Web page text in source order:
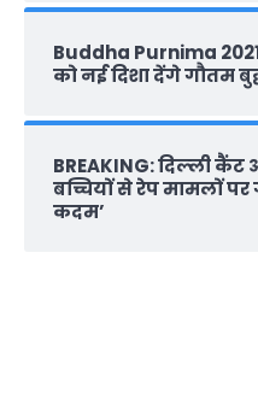
Buddha Purnima
को नई दिशा देंगे गौतम
BREAKING: दिल्‍ली कैंट
बच्चियों से रेप मामलों पर
कदम’